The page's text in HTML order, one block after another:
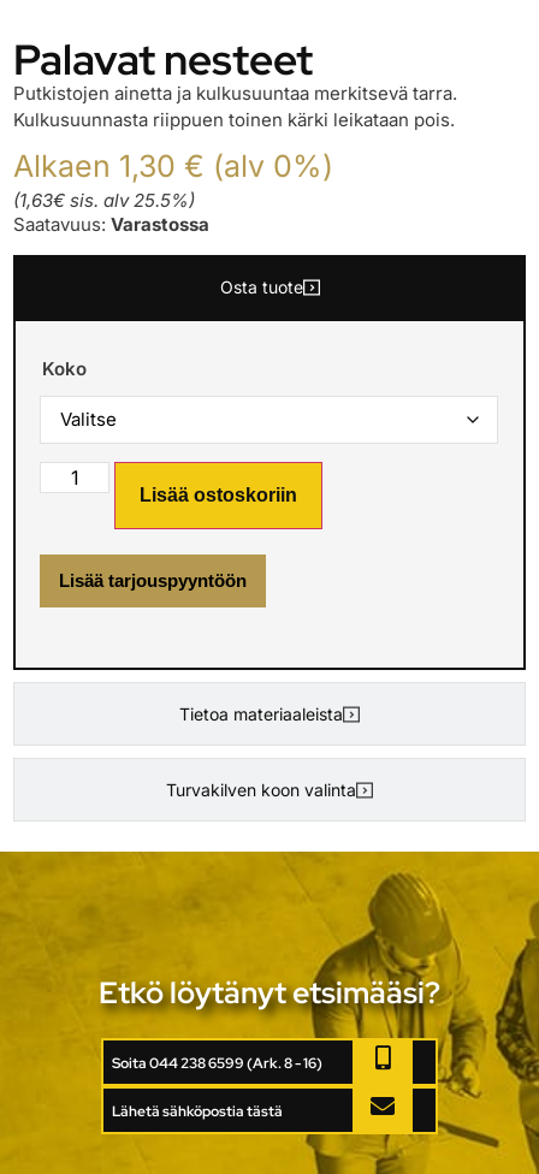
Palavat nesteet
Putkistojen ainetta ja kulkusuuntaa merkitsevä tarra.
Kulkusuunnasta riippuen toinen kärki leikataan pois.
Alkaen 1,30 € (alv 0%)
(1,63€ sis. alv 25.5%)
Saatavuus:Varastossa
Osta tuote
Tietoa materiaaleista
Turvakilven koon valinta
Koko
Lisää ostoskoriin
Lisää tarjouspyyntöön
Etkö löytänyt etsimääsi?
Soita 044 238 6599 (Ark. 8 - 16)
Lähetä sähköpostia tästä